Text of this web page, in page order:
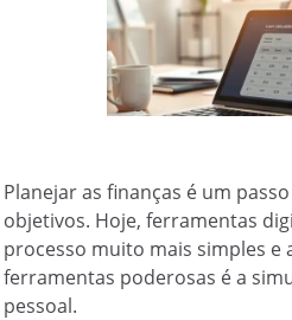
Planejar as finanças é um
objetivos. Hoje, ferramentas
processo muito mais simples e
ferramentas poderosas é a
pessoal.